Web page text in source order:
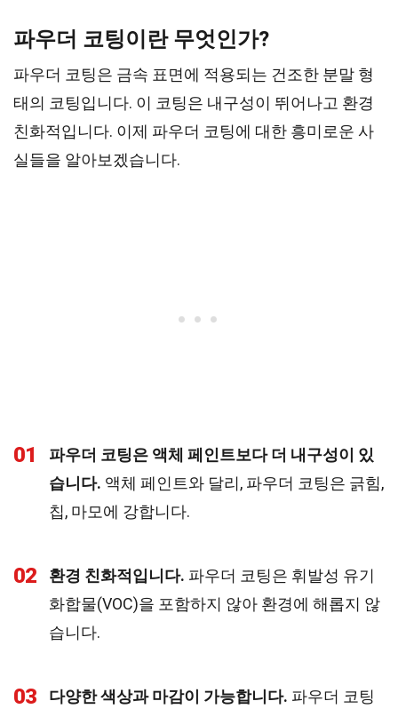
파우더 코팅이란 무엇인가?
파우더 코팅은 금속 표면에 적용되는 건조한 분말 형
태의 코팅입니다. 이 코팅은 내구성이 뛰어나고 환경
친화적입니다. 이제 파우더 코팅에 대한 흥미로운 사
실들을 알아보겠습니다.
01
파우더 코팅은 액체 페인트보다 더 내구성이 있
습니다. 액체 페인트와 달리, 파우더 코팅은 긁힘,
칩, 마모에 강합니다.
02 환경 친화적입니다. 파우더 코팅은 휘발성 유기
화합물(VOC)을 포함하지 않아 환경에 해롭지 않
습니다.
03 다양한 색상과 마감이 가능합니다. 파우더 코팅